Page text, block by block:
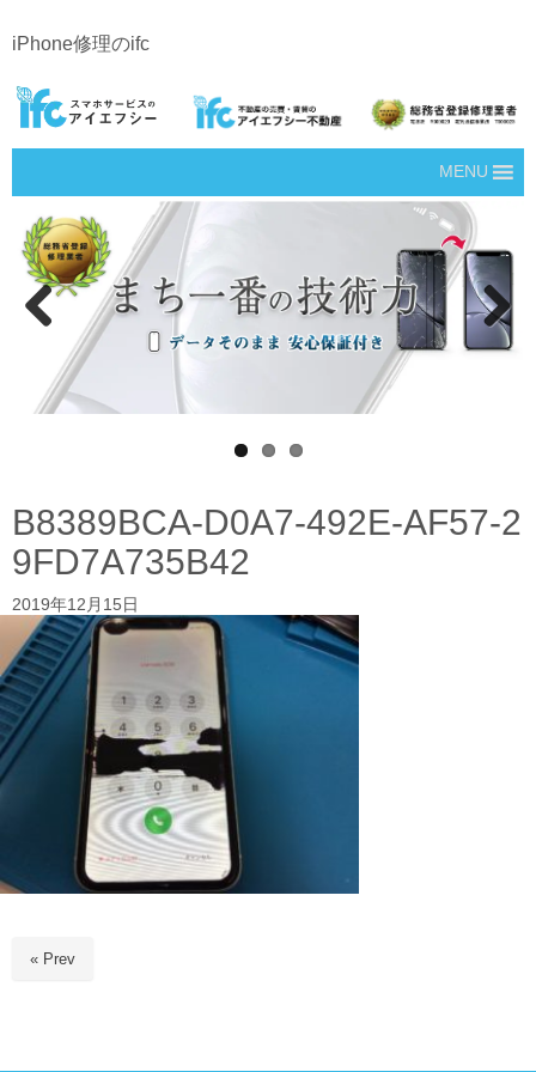
iPhone修理のifc
MENU
Next
B8389BCA-D0A7-492E-AF57-2
9FD7A735B42
2019年12月15日
« Prev